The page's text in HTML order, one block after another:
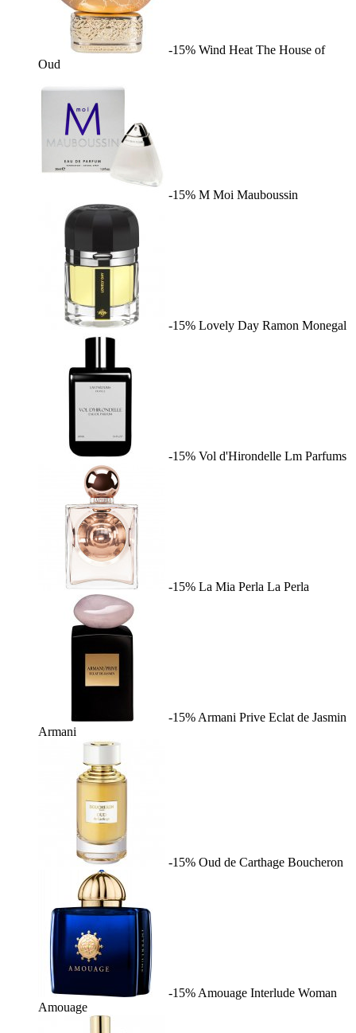
-15% Wind Heat The House of
Oud
-15% M Moi Mauboussin
-15% Lovely Day Ramon Monegal
-15% Vol d'Hirondelle Lm Parfums
-15% La Mia Perla La Perla
-15% Armani Prive Eclat de Jasmin
Armani
-15% Oud de Carthage Boucheron
-15% Amouage Interlude Woman
Amouage